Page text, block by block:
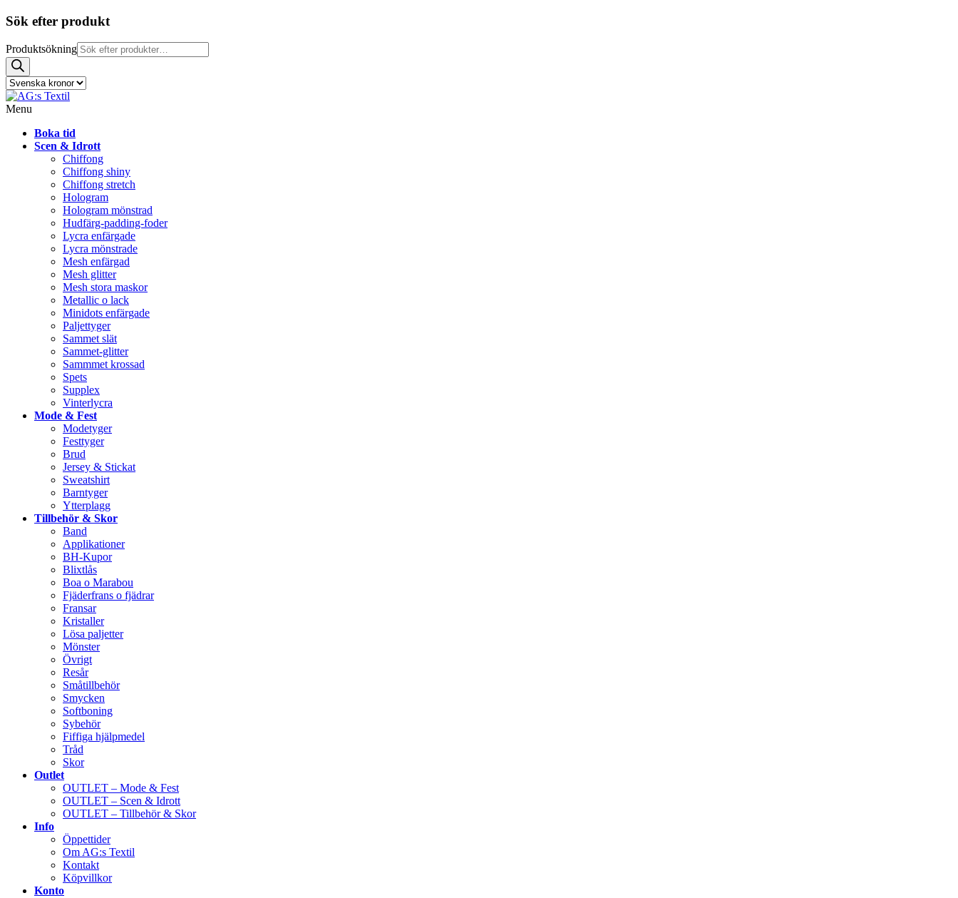
Sök efter produkt
Produktsökning
Menu
Boka tid
Scen & Idrott
Chiffong
Chiffong shiny
Chiffong stretch
Hologram
Hologram mönstrad
Hudfärg-padding-foder
Lycra enfärgade
Lycra mönstrade
Mesh enfärgad
Mesh glitter
Mesh stora maskor
Metallic o lack
Minidots enfärgade
Paljettyger
Sammet slät
Sammet-glitter
Sammmet krossad
Spets
Supplex
Vinterlycra
Mode & Fest
Modetyger
Festtyger
Brud
Jersey & Stickat
Sweatshirt
Barntyger
Ytterplagg
Tillbehör & Skor
Band
Applikationer
BH-Kupor
Blixtlås
Boa o Marabou
Fjäderfrans o fjädrar
Fransar
Kristaller
Lösa paljetter
Mönster
Övrigt
Resår
Småtillbehör
Smycken
Softboning
Sybehör
Fiffiga hjälpmedel
Tråd
Skor
Outlet
OUTLET – Mode & Fest
OUTLET – Scen & Idrott
OUTLET – Tillbehör & Skor
Info
Öppettider
Om AG:s Textil
Kontakt
Köpvillkor
Konto